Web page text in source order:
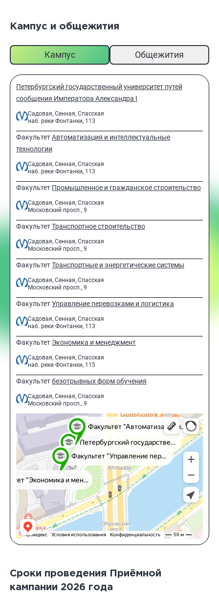
Кампус и общежития
Кампус Общежития
Петербургский государственный университет путей
сообщения Императора Александра I
Садовая, Сенная, Спасская
наб. реки Фонтанки, 113
ФакультетАвтоматизация и интеллектуальные
технологии
Садовая, Сенная, Спасская
наб. реки Фонтанки, 113
Факультет Промышленное и гражданское строительство
Садовая, Сенная, Спасская
Московский просп., 9
ФакультетТранспортное строительство
Садовая, Сенная, Спасская
Московский просп., 9
ФакультетТранспортные и энергетические системы
Садовая, Сенная, Спасская
Московский просп., 9
ФакультетУправление перевозками и логистика
Садовая, Сенная, Спасская
наб. реки Фонтанки, 113
Факультет Экономика и менеджмент
Садовая, Сенная, Спасская
наб. реки Фонтанки, 115
Факультетбезотрывных форм обучения
Садовая, Сенная, Спасская
Московский просп., 9
Сроки проведения Приёмной
кампании 2026 года